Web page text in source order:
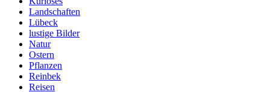
Landschaften
Lübeck
lustige Bilder
Natur
Ostern
Pflanzen
Reinbek
Reisen